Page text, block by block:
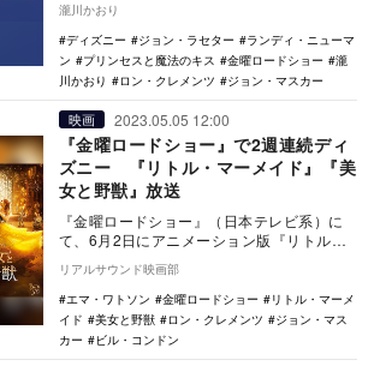
系）。3週…
瀧川かおり
ディズニー
ジョン・ラセター
ランディ・ニューマ
ン
プリンセスと魔法のキス 金曜ロードショー
瀧
川かおり
ロン・クレメンツ ジョン・マスカー
映画 2023.05.05 12:00
『金曜ロードショー』で2週連続ディ
ズニー 『リトル・マーメイド』『美
女と野獣』放送
『金曜ロードショー』（日本テレビ系）に
て、6月2日にアニメーション版『リトル・
マーメイド』、6月9日にエマ・ワトソン主
演の実写版…
リアルサウンド映画部
エマ・ワトソン
金曜ロードショー
リトル・マーメ
イド
美女と野獣 ロン・クレメンツ
ジョン・マス
カー
ビル・コンドン